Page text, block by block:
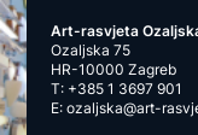
Art-rasvjeta
Ozaljska 75
HR-10000 Zagreb
T: +385 1 3697 901
E:ozaljska@art-